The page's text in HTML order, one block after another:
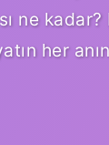
ne
her